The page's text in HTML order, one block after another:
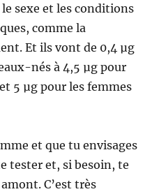
sexe et les conditions
comme la
Et ils vont de 0,4 µg
nés à 4,5 µg pour
5 µg pour les femmes
et que tu envisages
tester et, si besoin, te
C’est très